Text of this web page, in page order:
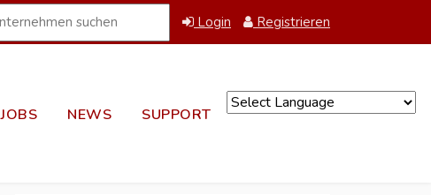
Login Registrieren
JOBS NEWS SUPPORT